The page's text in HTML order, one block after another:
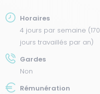
Horaires
4 jours par semaine (170
jours travaillés par an)
Gardes
Non
Rémunération